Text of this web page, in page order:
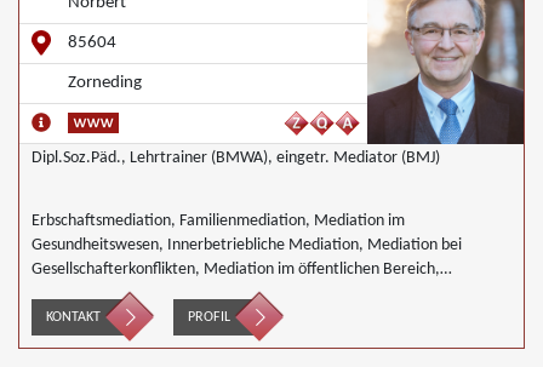
85604
Zorneding
Dipl.Soz.Päd., Lehrtrainer (BMWA), eingetr. Mediator (BMJ)
Erbschaftsmediation, Familienmediation, Mediation im
Gesundheitswesen, Innerbetriebliche Mediation, Mediation bei
Gesellschafterkonflikten, Mediation im öffentlichen Bereich,
Mediation bei Team- und Gruppenkonflikten, Mediation von
Unternehmensnachfolgen, Nachbarschaftsmediation,
Wirtschaftsmediation
KONTAKT PROFIL